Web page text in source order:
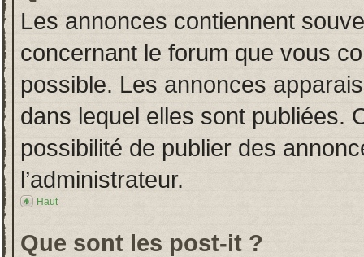
Les annonces contiennent
concernant le forum que vous
possible. Les annonces
dans lequel elles sont publiées.
possibilité de publier des
l’administrateur.
Haut
Que sont les post-it ?